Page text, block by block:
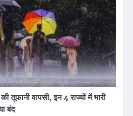
वापसी, इन 4 राज्यों में भारी
बंद